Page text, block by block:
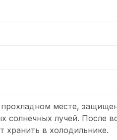
месте,
солнечных лучей. После
хранить в холодильнике.